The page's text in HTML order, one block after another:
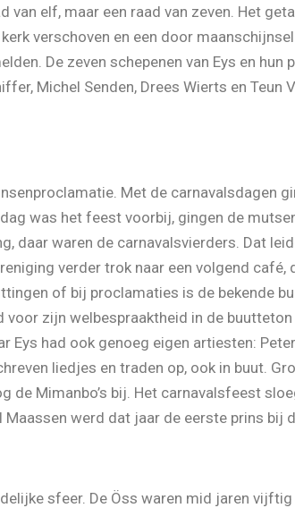
elf, maar een raad van zeven. Het
verschoven en een door
De zeven schepenen van Eys en hun
Michel Senden, Drees Wierts en Teun
Met de carnavalsdagen
was het feest voorbij, gingen de
daar waren de carnavalsvierders. Dat
verder trok naar een volgend café,
of bij proclamaties is de bekende
zijn welbespraaktheid in de
Eys had ook genoeg eigen artiesten:
liedjes en traden op, ook in buut.
de Mimanbo’s bij. Het carnavalsfeest
werd dat jaar de eerste prins bij
sfeer. De Öss waren mid jaren